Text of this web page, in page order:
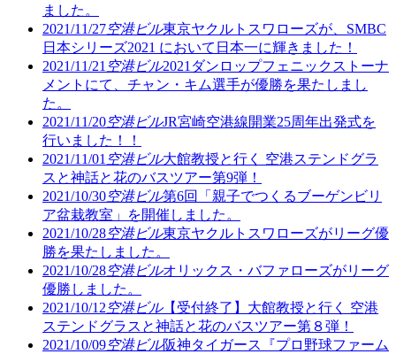
ました。
2021/11/27空港ビル東京ヤクルトスワローズが、SMBC
日本シリーズ2021 において日本一に輝きました！
2021/11/21 空港ビル2021ダンロップフェニックストーナ
メントにて、チャン・キム選手が優勝を果たしまし
た。
2021/11/20空港ビルJR宮崎空港線開業25周年出発式を
行いました！！
2021/11/01 空港ビル大館教授と行く 空港ステンドグラ
スと神話と花のバスツアー第9弾！
2021/10/30空港ビル第6回「親子でつくるブーゲンビリ
ア盆栽教室」を開催しました。
2021/10/28空港ビル東京ヤクルトスワローズがリーグ優
勝を果たしました。
2021/10/28空港ビルオリックス・バファローズがリーグ
優勝しました。
2021/10/12空港ビル【受付終了】大館教授と行く 空港
ステンドグラスと神話と花のバスツアー第８弾！
2021/10/09空港ビル阪神タイガース『プロ野球ファーム